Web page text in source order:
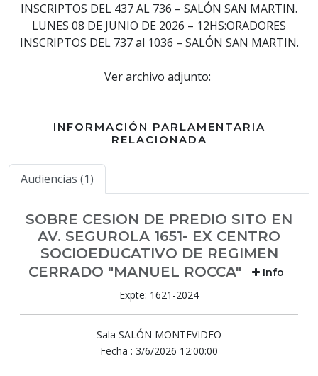
INSCRIPTOS DEL 437 AL 736 – SALÓN SAN MARTIN.
LUNES 08 DE JUNIO DE 2026 – 12HS:ORADORES
INSCRIPTOS DEL 737 al 1036 – SALÓN SAN MARTIN.
Ver archivo adjunto:
INFORMACIÓN PARLAMENTARIA
RELACIONADA
Audiencias (1)
SOBRE CESION DE PREDIO SITO EN
AV. SEGUROLA 1651- EX CENTRO
SOCIOEDUCATIVO DE REGIMEN
CERRADO "MANUEL ROCCA"
Info
Expte: 1621-2024
Sala SALÓN MONTEVIDEO
Fecha : 3/6/2026 12:00:00